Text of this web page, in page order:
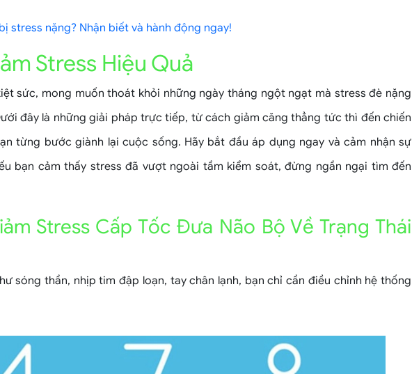
stress nặng? Nhận biết và hành động ngay!
Stress Hiệu Quả
sức, mong muốn thoát khỏi những ngày tháng ngột ngạt mà stress đè nặng
đây là những giải pháp trực tiếp, từ cách giảm căng thẳng tức thì đến chiến
từng bước giành lại cuộc sống. Hãy bắt đầu áp dụng ngay và cảm nhận sự
bạn cảm thấy stress đã vượt ngoài tầm kiểm soát, đừng ngần ngại tìm đến
Stress Cấp Tốc Đưa Não Bộ Về Trạng Thái
sóng thần, nhịp tim đập loạn, tay chân lạnh, bạn chỉ cần điều chỉnh hệ thống